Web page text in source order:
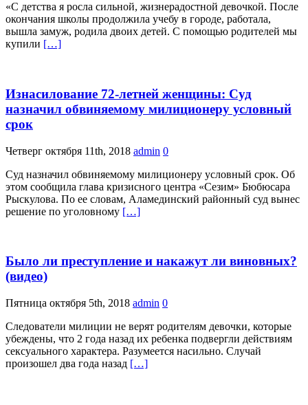
«С детства я росла сильной, жизнерадостной девочкой. После
окончания школы продолжила учебу в городе, работала,
вышла замуж, родила двоих детей. С помощью родителей мы
купили […]
Изнасилование 72-летней женщины: Суд
назначил обвиняемому милиционеру условный
срок
Четверг октября 11th, 2018 admin 0
Суд назначил обвиняемому милиционеру условный срок. Об
этом сообщила глава кризисного центра «Сезим» Бюбюсара
Рыскулова. По ее словам, Аламединский районный суд вынес
решение по уголовному […]
Было ли преступление и накажут ли виновных?
(видео)
Пятница октября 5th, 2018 admin 0
Следователи милиции не верят родителям девочки, которые
убеждены, что 2 года назад их ребенка подвергли действиям
сексуального характера. Разумеется насильно. Случай
произошел два года назад […]